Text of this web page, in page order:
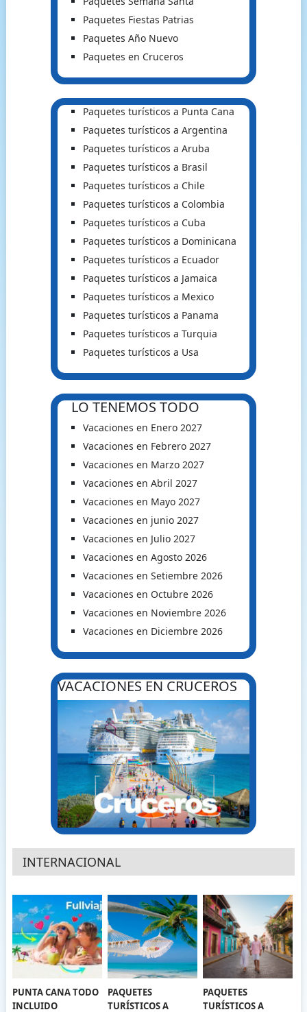
Paquetes Fiestas Patrias
Paquetes Año Nuevo
Paquetes en Cruceros
Paquetes turísticos a Punta Cana
Paquetes turísticos a Argentina
Paquetes turísticos a Aruba
Paquetes turísticos a Brasil
Paquetes turísticos a Chile
Paquetes turísticos a Colombia
Paquetes turísticos a Cuba
Paquetes turísticos a Dominicana
Paquetes turísticos a Ecuador
Paquetes turísticos a Jamaica
Paquetes turísticos a Mexico
Paquetes turísticos a Panama
Paquetes turísticos a Turquia
Paquetes turísticos a Usa
LO TENEMOS TODO
Vacaciones en Enero 2027
Vacaciones en Febrero 2027
Vacaciones en Marzo 2027
Vacaciones en Abril 2027
Vacaciones en Mayo 2027
Vacaciones en junio 2027
Vacaciones en Julio 2027
Vacaciones en Agosto 2026
Vacaciones en Setiembre 2026
Vacaciones en Octubre 2026
Vacaciones en Noviembre 2026
Vacaciones en Diciembre 2026
VACACIONES EN CRUCEROS
INTERNACIONAL
PUNTA CANA TODO
INCLUIDO
PAQUETES
TURÍSTICOS A
PAQUETES
TURÍSTICOS A